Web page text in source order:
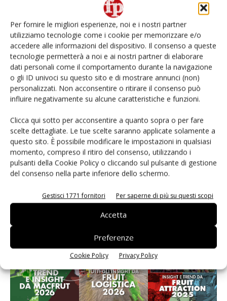
Per fornire le migliori esperienze, noi e i nostri partner
utilizziamo tecnologie come i cookie per memorizzare e/o
accedere alle informazioni del dispositivo. Il consenso a queste
tecnologie permetterà a noi e ai nostri partner di elaborare
dati personali come il comportamento durante la navigazione
o gli ID univoci su questo sito e di mostrare annunci (non)
personalizzati. Non acconsentire o ritirare il consenso può
influire negativamente su alcune caratteristiche e funzioni.
Clicca qui sotto per acconsentire a quanto sopra o per fare
scelte dettagliate. Le tue scelte saranno applicate solamente a
questo sito. È possibile modificare le impostazioni in qualsiasi
momento, compreso il ritiro del consenso, utilizzando i
pulsanti della Cookie Policy o cliccando sul pulsante di gestione
del consenso nella parte inferiore dello schermo.
Gestisci 1771 fornitori Per saperne di più su questi scopi
Accetta
Preferenze
Cookie Policy Privacy Policy
L’ortofrutta di Extra Supermercati tra localismo e
Ai #Repartofresh
Non è una susina: è Metis… e può rivoluzionare la
categoria
Andamento prezzi ortofrutta in Italia al 27 luglio
2026
Leonardo Odorizzi: “Dobbiamo creare stupore nel
punto di vendita” #vocidellortofrutta